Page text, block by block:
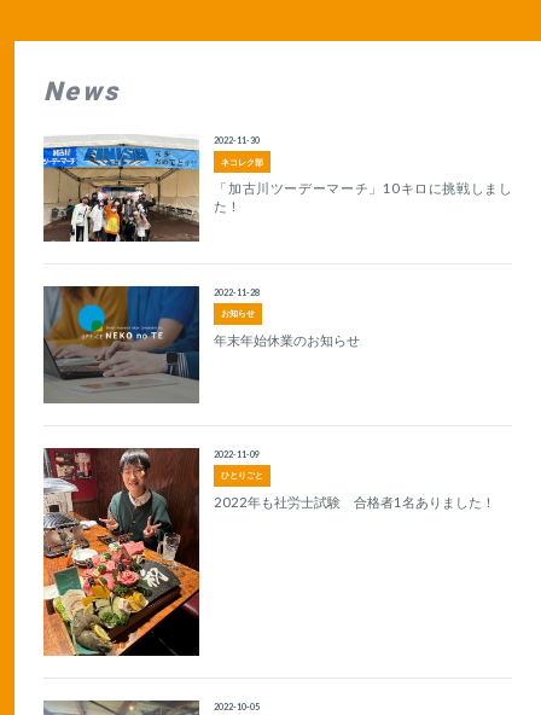
News
ネコレク部
2022-11-30
「加古川ツーデーマーチ」10キロに挑戦しまし
た！
お知らせ
2022-11-28
年末年始休業のお知らせ
ひとりごと
2022-11-09
2022年も社労士試験 合格者1名ありました！
2022-10-05